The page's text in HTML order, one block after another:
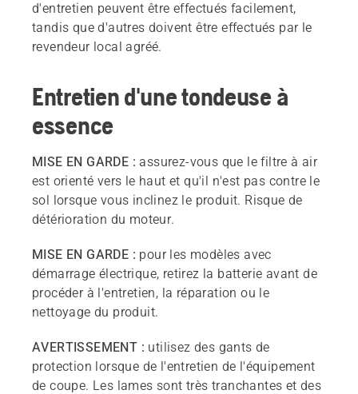
d'entretien peuvent être effectués facilement,
tandis que d'autres doivent être effectués par le
revendeur local agréé.
Entretien d'une tondeuse à
essence
MISE EN GARDE : assurez-vous que le filtre à air
est orienté vers le haut et qu'il n'est pas contre le
sol lorsque vous inclinez le produit. Risque de
détérioration du moteur.
MISE EN GARDE : pour les modèles avec
démarrage électrique, retirez la batterie avant de
procéder à l'entretien, la réparation ou le
nettoyage du produit.
AVERTISSEMENT : utilisez des gants de
protection lorsque de l'entretien de l'équipement
de coupe. Les lames sont très tranchantes et des